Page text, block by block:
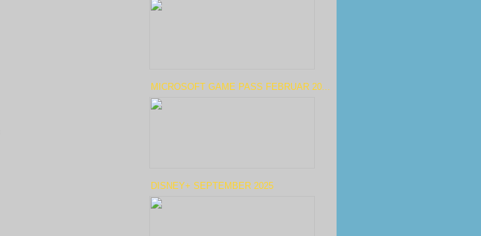
MICROSOFT GAME PASS FEBRUAR 20...
DISNEY+ SEPTEMBER 2025